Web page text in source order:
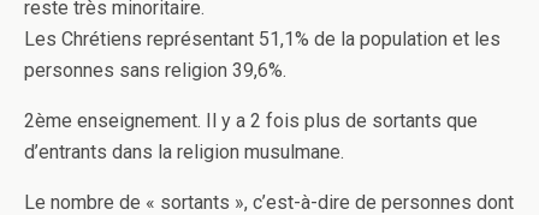
reste très minoritaire.
Les Chrétiens représentant 51,1% de la population et les
personnes sans religion 39,6%.
2ème enseignement. Il y a 2 fois plus de sortants que
d’entrants dans la religion musulmane.
Le nombre de « sortants », c’est-à-dire de personnes dont